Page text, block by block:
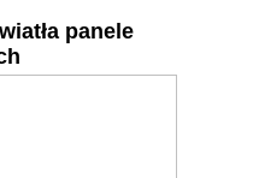
panele